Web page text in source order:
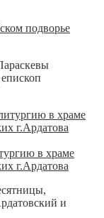
подворье
в храме
г.Ардатова
и